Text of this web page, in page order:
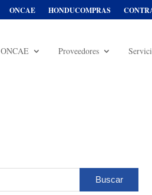
ONCAE HONDUCOMPRAS
ONCAE Proveedores